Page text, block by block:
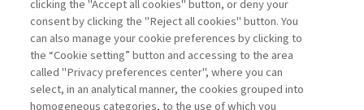
La consultazione dei libri è riservata esclusivamente
agli abbonati Premium
Legenda: Accedi Per registrati Per abbonati
clicking the "Accept all cookies" button, or deny your
consent by clicking the "Reject all cookies" button. You
can also manage your cookie preferences by clicking to
the “Cookie setting” button and accessing to the area
called "Privacy preferences center", where you can
select, in an analytical manner, the cookies grouped into
homogeneous categories, to the use of which you